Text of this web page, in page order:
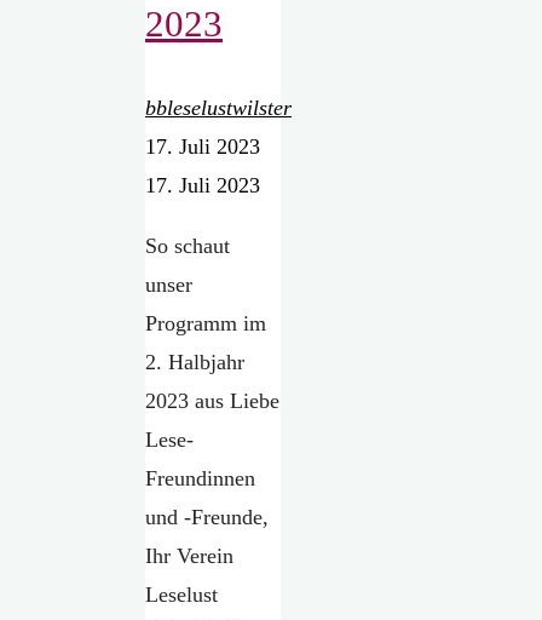
2023
bbleselustwilster
17. Juli 2023
17. Juli 2023
So schaut
unser
Programm im
2. Halbjahr
2023 aus Liebe
Lese-
Freundinnen
und -Freunde,
Ihr Verein
Leselust